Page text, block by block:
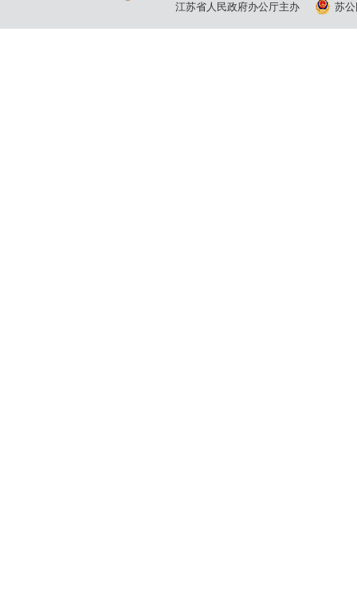
江苏省人民政府办公厅主办
苏